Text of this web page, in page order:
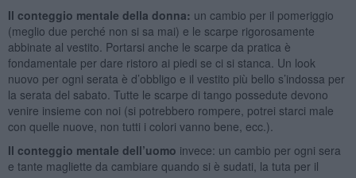
Il conteggio mentale della donna: un cambio per il pomeriggio
(meglio due perché non si sa mai) e le scarpe rigorosamente
abbinate al vestito. Portarsi anche le scarpe da pratica è
fondamentale per dare ristoro ai piedi se ci si stanca. Un look
nuovo per ogni serata è d’obbligo e il vestito più bello s’indossa per
la serata del sabato. Tutte le scarpe di tango possedute devono
venire insieme con noi (si potrebbero rompere, potrei starci male
con quelle nuove, non tutti i colori vanno bene, ecc.).
Il conteggio mentale dell’uomo invece: un cambio per ogni sera
e tante magliette da cambiare quando si è sudati, la tuta per il